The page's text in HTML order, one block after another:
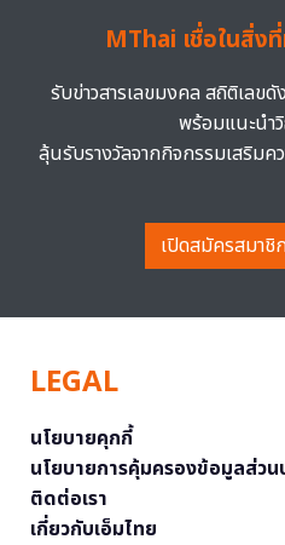
MThai เชื่อในสิ่ง
รับข่าวสารเลขมงคล สถิติเลขดั
พร้อมแนะนำ
ลุ้นรับรางวัลจากกิจกรรมเสริม
เปิดสมัครสมาชิ
LEGAL
นโยบายคุกกี้
นโยบายการคุ้มครองข้อมูลส่ว
ติดต่อเรา
เกี่ยวกับเอ็มไทย